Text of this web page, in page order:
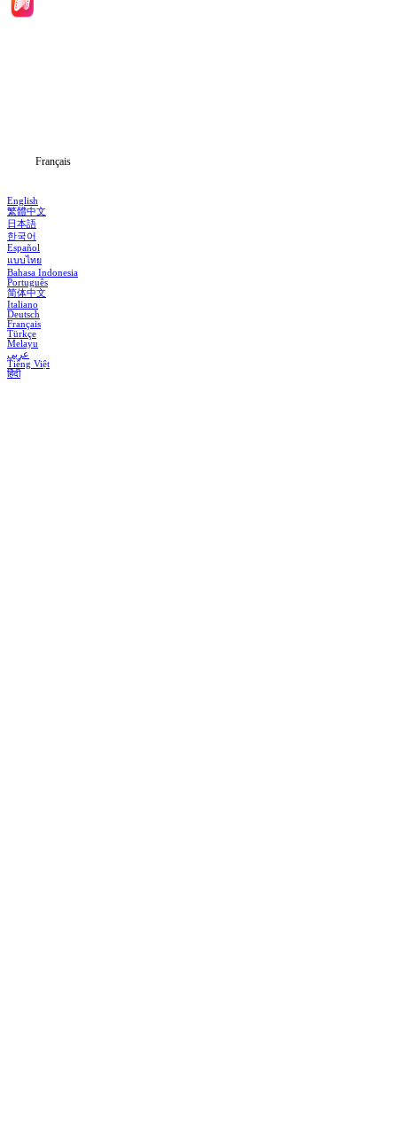
Français
English
繁體中文
日本語
한국어
Español
แบบไทย
Bahasa Indonesia
Português
简体中文
Italiano
Deutsch
Français
Türkçe
Melayu
عربي
Tiếng Việt
हिंदी